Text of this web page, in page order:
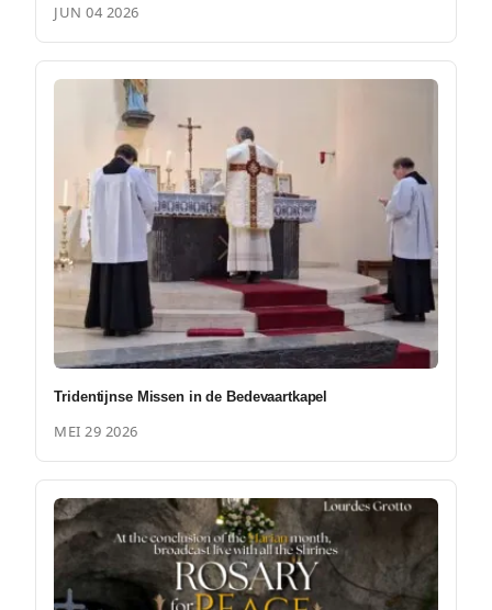
JUN 04 2026
Tridentijnse Missen in de Bedevaartkapel
MEI 29 2026